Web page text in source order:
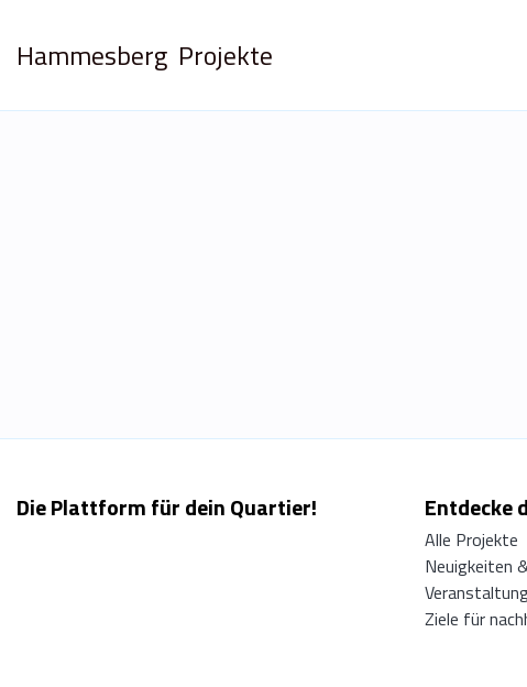
Hammesberg Projekte
Die Plattform für dein Quartier! Entdecke
Alle Projekte
Neuigkeiten
Ziele für